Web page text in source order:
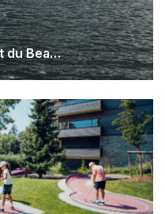
Ouverture du Wake parc et du Beach Club